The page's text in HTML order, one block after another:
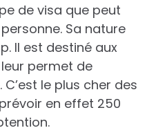
de visa que peut
Sa nature
Il est destiné aux
permet de
le plus cher des
en effet 250